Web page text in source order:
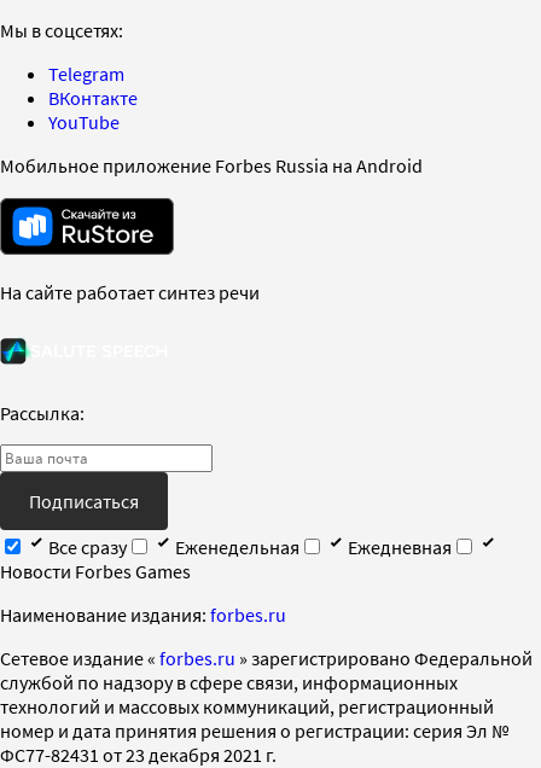
Мы в соцсетях:
Telegram
ВКонтакте
YouTube
Мобильное приложение Forbes Russia на Android
На сайте работает синтез речи
Рассылка:
Подписаться
Все сразу
Еженедельная
Ежедневная
Новости Forbes Games
Наименование издания: forbes.ru
Cетевое издание « forbes.ru » зарегистрировано Федеральной
службой по надзору в сфере связи, информационных
технологий и массовых коммуникаций, регистрационный
номер и дата принятия решения о регистрации: серия Эл №
ФС77-82431 от 23 декабря 2021 г.